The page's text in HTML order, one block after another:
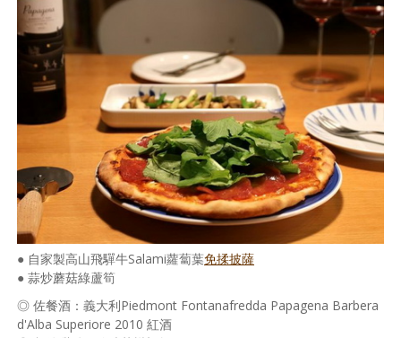
照相簿
影音區
創意出版服務
關於Yilan
個人著作
活動實況記錄
媒體報導一覽
合作與代言
● 自家製高山飛驒牛Salami蘿蔔葉免揉披薩
● 蒜炒蘑菇綠蘆筍
◎ 佐餐酒：義大利Piedmont Fontanafredda Papagena Barbera
d'Alba Superiore 2010 紅酒